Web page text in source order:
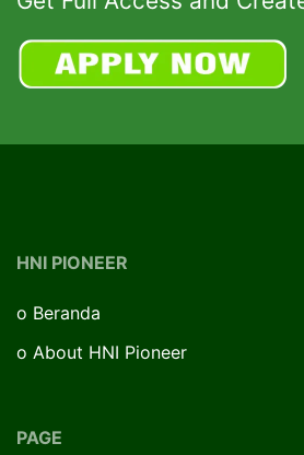
HNI PIONEER
o Beranda
o About HNI Pioneer
PAGE